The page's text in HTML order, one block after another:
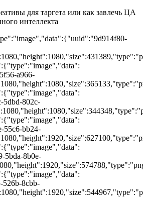
a966-
5dbd-802c-
55c6-bb24-
5bda-8b0e-
8cbb-